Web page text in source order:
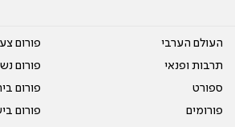
העולם הערבי
תרבות ופנאי
ספורט
פורומים
פורום
פורום
פורום
פורום